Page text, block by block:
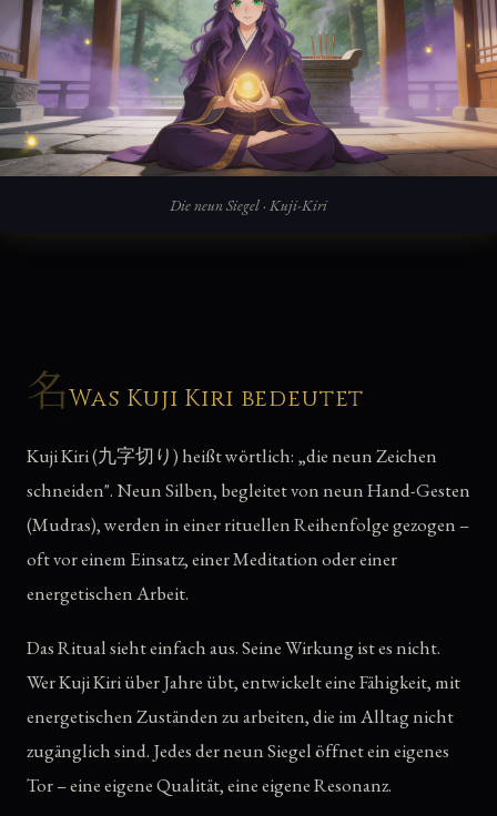
Die neun Siegel · Kuji-Kiri
名Was Kuji Kiri bedeutet
Kuji Kiri (九字切り) heißt wörtlich: „die neun Zeichen
schneiden". Neun Silben, begleitet von neun Hand-Gesten
(Mudras), werden in einer rituellen Reihenfolge gezogen –
oft vor einem Einsatz, einer Meditation oder einer
energetischen Arbeit.
Das Ritual sieht einfach aus. Seine Wirkung ist es nicht.
Wer Kuji Kiri über Jahre übt, entwickelt eine Fähigkeit, mit
energetischen Zuständen zu arbeiten, die im Alltag nicht
zugänglich sind. Jedes der neun Siegel öffnet ein eigenes
Tor – eine eigene Qualität, eine eigene Resonanz.